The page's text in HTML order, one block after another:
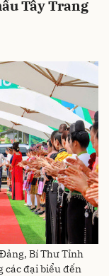
Tây Trang
Bí Thư Tỉnh
các đại biểu đến